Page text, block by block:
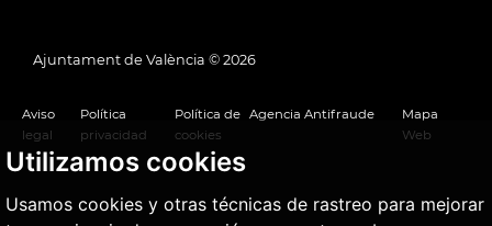
Utilizamos cookies
Usamos cookies y otras técnicas de rastreo para mejorar
Ajuntament de València © 2026
Aviso
legal
Política
privacidad
Política de
cookies
Agencia Antifraude
Mapa
Web